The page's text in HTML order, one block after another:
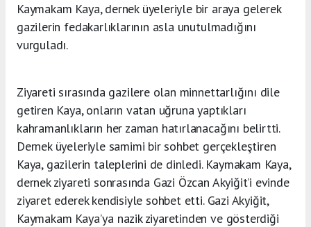
Kaymakam Kaya, dernek üyeleriyle bir araya gelerek
gazilerin fedakarlıklarının asla unutulmadığını
vurguladı.
Ziyareti sırasında gazilere olan minnettarlığını dile
getiren Kaya, onların vatan uğruna yaptıkları
kahramanlıkların her zaman hatırlanacağını belirtti.
Dernek üyeleriyle samimi bir sohbet gerçekleştiren
Kaya, gazilerin taleplerini de dinledi. Kaymakam Kaya,
dernek ziyareti sonrasında Gazi Özcan Akyiğit’i evinde
ziyaret ederek kendisiyle sohbet etti. Gazi Akyiğit,
Kaymakam Kaya’ya nazik ziyaretinden ve gösterdiği